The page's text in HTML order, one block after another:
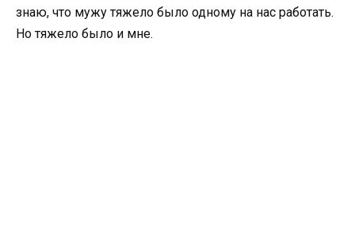
знаю, что мужу тяжело было одному на нас работать.
Но тяжело было и мне.